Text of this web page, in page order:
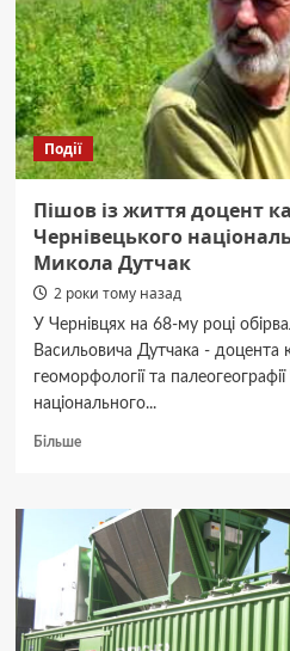
пошаговая
инструкция
Події
Пішов із життя доцент
Чернівецького
Микола Дутчак
2 роки тому назад
У Чернівцях на 68-му році
Васильовича Дутчака - доцента
геоморфології та
національного...
БільшеДокладніше
із
життя
доцент
кафедри
Чернівецького
національного
університету